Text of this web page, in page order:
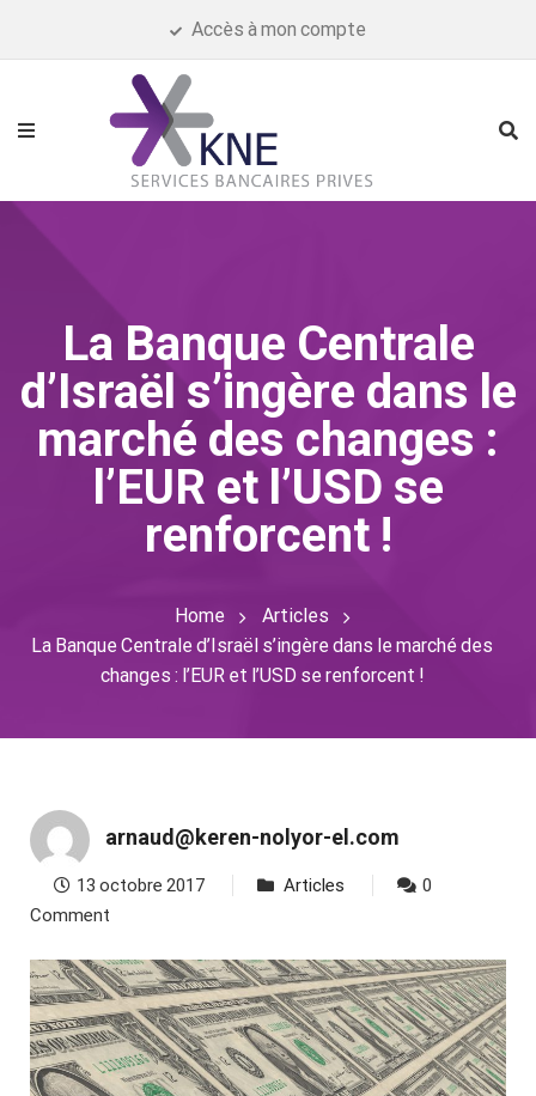
Accès à mon compte
La Banque Centrale
d’Israël s’ingère dans le
marché des changes :
l’EUR et l’USD se
renforcent !
Home
Articles
La Banque Centrale d’Israël s’ingère dans le marché des
changes : l’EUR et l’USD se renforcent !
arnaud@keren-nolyor-el.com
13 octobre 2017 Articles
0
Comment